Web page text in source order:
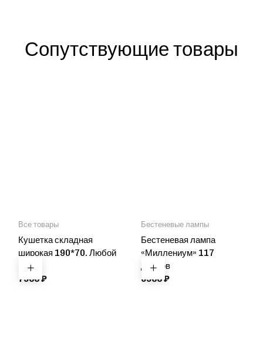
Сопутствующие товары
Все товары
Кушетка складная
широкая 190*70. Любой
цвет
7900₽
Бестеневые лампы
Бестеневая лампа
«Миллениум» 117
диодов
6900₽